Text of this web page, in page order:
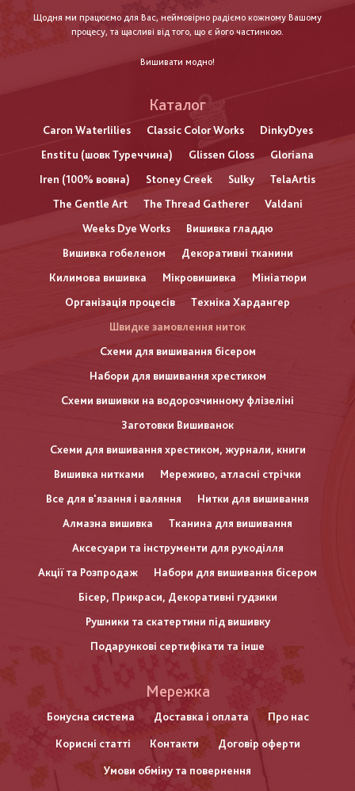
Щодня ми працюємо для Вас, неймовірно радіємо кожному Вашому
процесу, та щасливі від того, що є його частинкою.
Вишивати модно!
Каталог
Caron Waterlilies Classic Color Works
DinkyDyes
Enstitu (шовк Туреччина)
Glissen Gloss
Gloriana
Iren (100% вовна)
Stoney Creek Sulky
TelaArtis
The Gentle Art
The Thread Gatherer
Valdani
Weeks Dye Works
Вишивка гладдю
Вишивка гобеленом
Декоративні тканини
Килимова вишивка
Мікровишивка
Мініатюри
Організація процесів
Техніка Хардангер
Швидке замовлення ниток
Схеми для вишивання бісером
Набори для вишивання хрестиком
Схеми вишивки на водорозчинному флізеліні
Заготовки Вишиванок
Схеми для вишивання хрестиком, журнали, книги
Вишивка нитками
Мереживо, атласні стрічки
Все для в'язання і валяння
Нитки для вишивання
Алмазна вишивка
Тканина для вишивання
Аксесуари та інструменти для рукоділля
Акції та Розпродаж
Набори для вишивання бісером
Бісер, Прикраси, Декоративні гудзики
Рушники та скатертини під вишивку
Подарункові сертифікати та інше
нижнього
колонтитулу
Мережка
Бонусна система Доставка і оплата Про нас
Корисні статті Контакти Договір оферти
Умови обміну та повернення